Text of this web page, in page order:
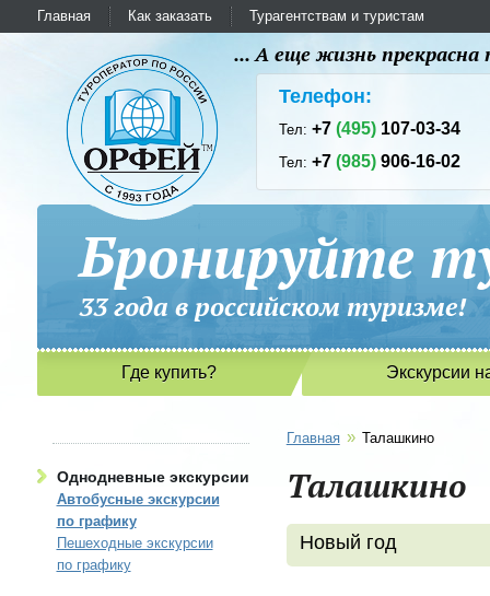
Главная Как заказать Турагентствам и туристам
... А еще жизнь
Телефон:
Тел:+7(495) 107-03-34
Тел:+7(985) 906-16-02
Бронируйте
33 года в российском
Где купить? Экскурсии
Однодневные экскурсии
Автобусные экскурсии
по графику
Пешеходные экскурсии
по графику
Главная » Талашкино
Талашкино
Новый год